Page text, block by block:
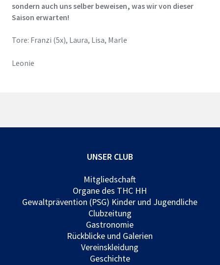
sondern auch uns selber beweisen, was wir von dieser
Saison erwarten!
Tore: Franzi (5x), Laura, Lisa, Marle
Leonie
UNSER CLUB
Mitgliedschaft
Organe des THC HH
Gewaltprävention (PSG) Kinder und Jugendliche
Clubzeitung
Gastronomie
Rückblicke und Galerien
Vereinskleidung
Geschichte